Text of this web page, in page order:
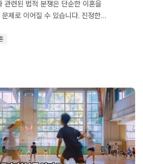
관련된 법적 분쟁은 단순한 이혼을
제로 이어질 수 있습니다. 진정한
할 수 있으므로, 초기부터 신중한